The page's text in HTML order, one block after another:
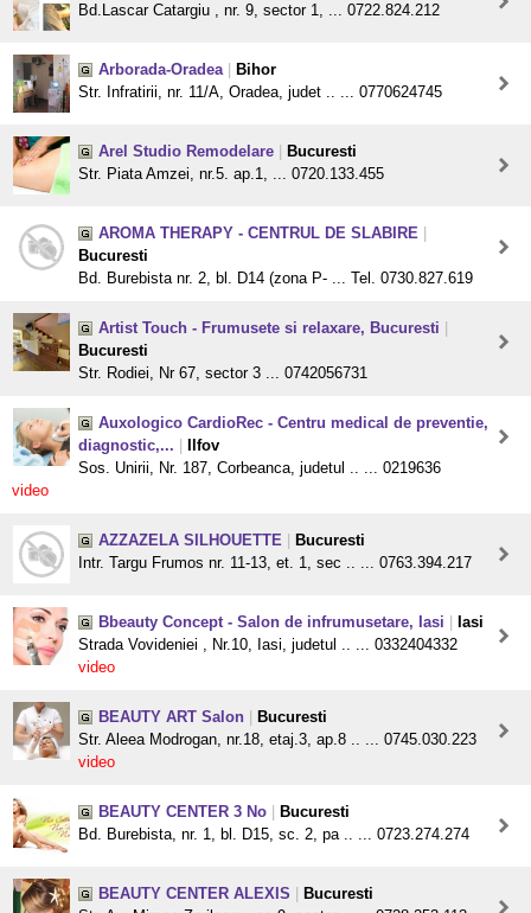
Bd.Lascar Catargiu , nr. 9, sector 1, ... 0722.824.212
Arborada-Oradea
Bihor
Str. Infratirii, nr. 11/A, Oradea, judet .. ... 0770624745
Arel Studio Remodelare
Bucuresti
Str. Piata Amzei, nr.5. ap.1, ... 0720.133.455
AROMA THERAPY - CENTRUL DE SLABIRE
Bucuresti
Bd. Burebista nr. 2, bl. D14 (zona P- ... Tel. 0730.827.619
Artist Touch - Frumusete si relaxare, Bucuresti
Bucuresti
Str. Rodiei, Nr 67, sector 3 ... 0742056731
Auxologico CardioRec - Centru medical de preventie,
diagnostic,...
Ilfov
Sos. Unirii, Nr. 187, Corbeanca, judetul .. ... 0219636
video
AZZAZELA SILHOUETTE
Bucuresti
Intr. Targu Frumos nr. 11-13, et. 1, sec .. ... 0763.394.217
Bbeauty Concept - Salon de infrumusetare, Iasi
Iasi
Strada Vovideniei , Nr.10, Iasi, judetul .. ... 0332404332
video
BEAUTY ART Salon
Bucuresti
Str. Aleea Modrogan, nr.18, etaj.3, ap.8 .. ... 0745.030.223
video
BEAUTY CENTER 3 No
Bucuresti
Bd. Burebista, nr. 1, bl. D15, sc. 2, pa .. ... 0723.274.274
BEAUTY CENTER ALEXIS
Bucuresti